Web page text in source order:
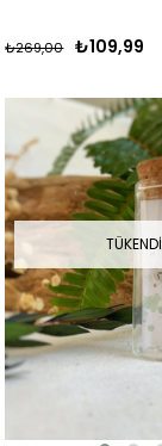
₺109,99
₺269,00
TÜKENDI